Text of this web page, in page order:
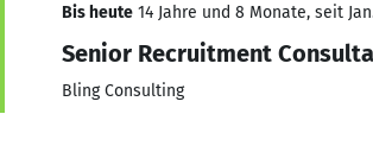
Bis heute 14 Jahre und 8 Monate, seit
Senior Recruitment
Bling Consulting